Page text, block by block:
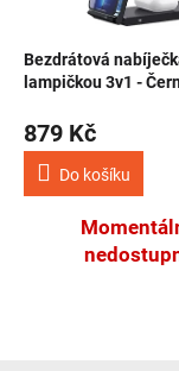
Bezdrátová
lampičkou 3v1 -
879 Kč
Do košíku